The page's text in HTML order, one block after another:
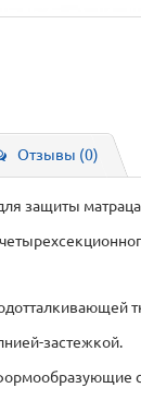
Отзывы (0)
защиты
застежкой.